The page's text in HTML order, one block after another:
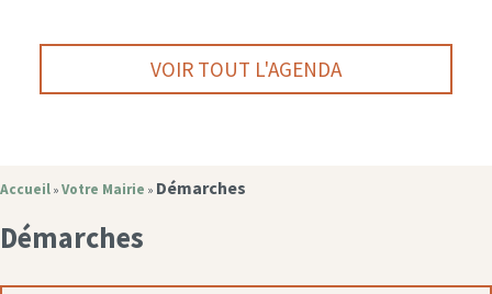
VOIR TOUT L'AGENDA
Accueil » Votre Mairie » Démarches
Démarches